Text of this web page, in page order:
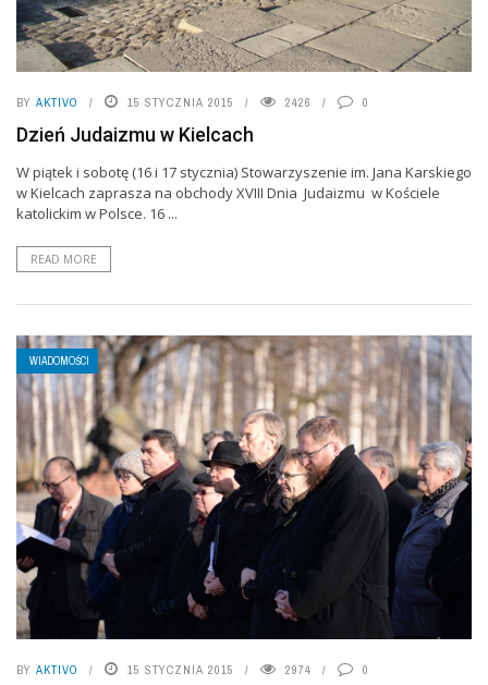
BY AKTIVO 15 STYCZNIA 2015 2426 0
Dzień Judaizmu w Kielcach
W piątek i sobotę (16 i 17 stycznia) Stowarzyszenie im. Jana Karskiego
w Kielcach zaprasza na obchody XVIII Dnia Judaizmu w Kościele
katolickim w Polsce. 16 ...
READ MORE
WIADOMOŚCI
BY AKTIVO 15 STYCZNIA 2015 2974 0